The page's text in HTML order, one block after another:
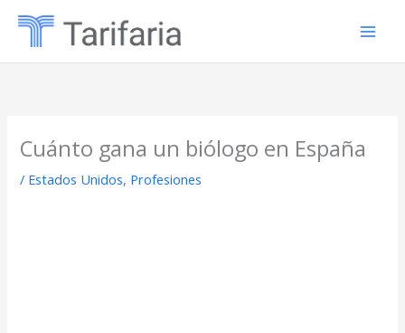
Cuánto gana un biólogo en España
/ Estados Unidos, Profesiones